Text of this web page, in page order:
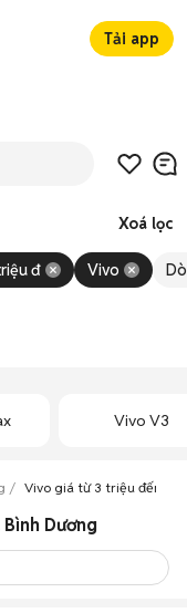
Tải app
Xoá lọc
đ Vivo
Vivo V3
Vivo giá từ 3 triệu đến 5
Dương